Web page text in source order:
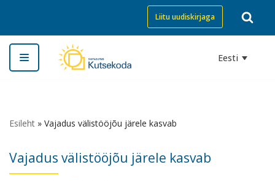
Skip
to
content
Liitu uudiskirjaga
Eesti
Esileht » Vajadus välistööjõu järele kasvab
Vajadus välistööjõu järele kasvab